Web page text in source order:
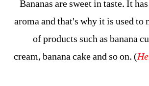
Bananas are sweet in taste. It
aroma and that's why it is used to
of products such as banana
cream, banana cake and so on. (